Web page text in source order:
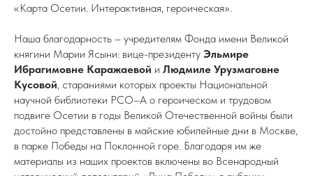
«Карта Осетии. Интерактивная, героическая».
Наша благодарность – учредителям Фонда имени Великой
княгини Марии Ясыни: вице-президенту Эльмире
Ибрагимовне Каражаевой и Людмиле Урузмаговне
Кусовой, стараниями которых проекты Национальной
научной библиотеки РСО–А о героическом и трудовом
подвиге Осетии в годы Великой Отечественной войны были
достойно представлены в майские юбилейные дни в Москве,
в парке Победы на Поклонной горе. Благодаря им же
материалы из наших проектов включены во Всенародный